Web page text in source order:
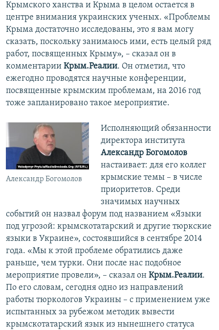
Крымского ханства и Крыма в целом остается в
центре внимания украинских ученых. «Проблемы
Крыма достаточно исследованы, это я вам могу
сказать, поскольку занимаюсь ими, есть целый ряд
работ, посвященных Крыму», – сказал он в
комментарии Крым.Реалии. Он отметил, что
ежегодно проводятся научные конференции,
посвященные крымским проблемам, на 2016 год
тоже запланировано такое мероприятие.
Александр Богомолов
Исполняющий обязанности
директора института
Александр Богомолов
настаивает: для его коллег
крымские темы – в числе
приоритетов. Среди
значимых научных
событий он назвал форум под названием «Языки
под угрозой: крымскотатарский и другие тюркские
языки в Украине», состоявшийся в сентябре 2014
года. «Мы к этой проблеме обратились даже
раньше, чем турки. Они после нас подобное
мероприятие провели», – сказал он Крым.Реалии.
По его словам, сегодня одно из направлений
работы тюркологов Украины – с применением уже
испытанных за рубежом методик вывести
крымскотатарский язык из нынешнего статуса